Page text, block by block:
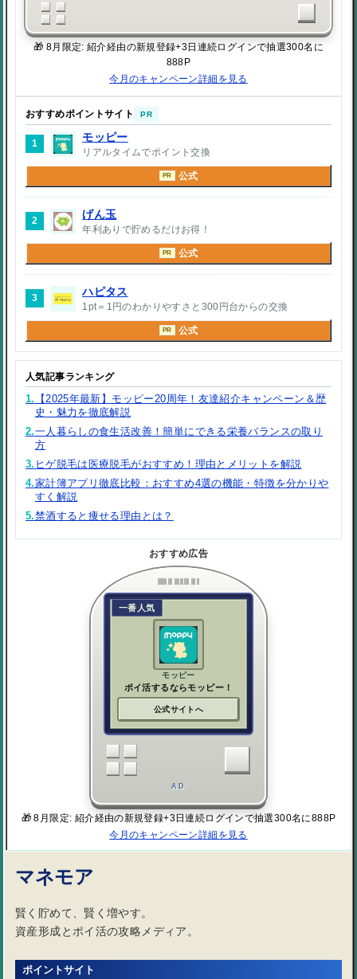
🎁 8月限定: 紹介経由の新規登録+3日連続ログインで抽選300名に
888P
今月のキャンペーン詳細を見る
おすすめポイントサイト PR
1
モッピー
リアルタイムでポイント交換
PR 公式
2
げん玉
年利ありで貯めるだけお得！
PR 公式
3
ハピタス
1pt＝1円のわかりやすさと300円台からの交換
PR 公式
人気記事ランキング
1.
【2025年最新】モッピー20周年！友達紹介キャンペーン＆歴
史・魅力を徹底解説
2.一人暮らしの食生活改善！簡単にできる栄養バランスの取り
方
3. ヒゲ脱毛は医療脱毛がおすすめ！理由とメリットを解説
4.家計簿アプリ徹底比較：おすすめ4選の機能・特徴を分かりや
すく解説
5.禁酒すると痩せる理由とは？
おすすめ広告
一番人気
モッピー
ポイ活するならモッピー！
公式サイトへ
AD
🎁 8月限定: 紹介経由の新規登録+3日連続ログインで抽選300名に888P
今月のキャンペーン詳細を見る
マネモア
賢く貯めて、賢く増やす。
資産形成とポイ活の攻略メディア。
ポイントサイト